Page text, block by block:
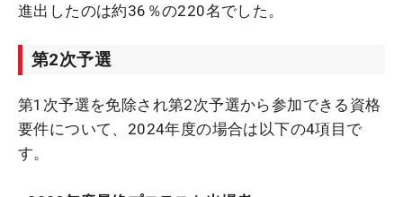
進出したのは約36％の220名でした。
第2次予選
第1次予選を免除され第2次予選から参加できる資格
要件について、2024年度の場合は以下の4項目で
す。